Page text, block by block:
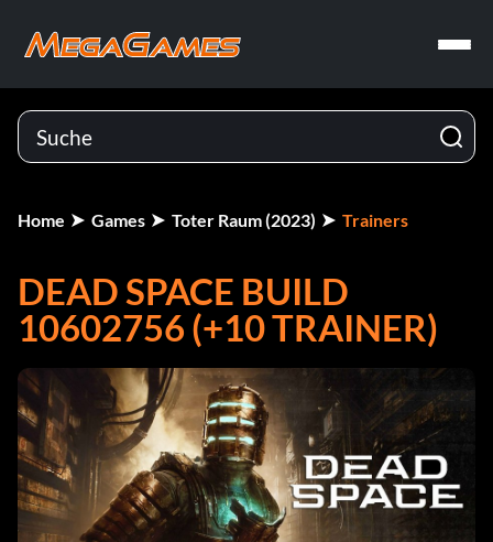
Home Games Toter Raum (2023) Trainers
DEAD SPACE BUILD
10602756 (+10 TRAINER)